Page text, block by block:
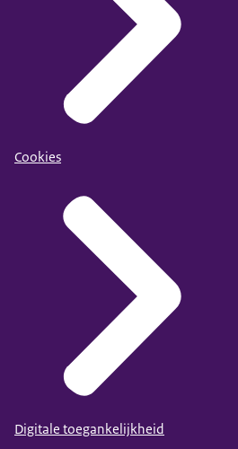
Cookies
Digitale toegankelijkheid